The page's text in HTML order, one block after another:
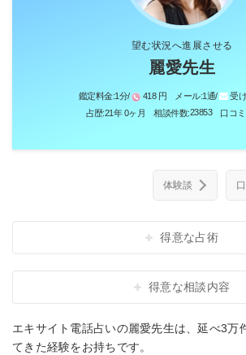
望む状況へ進展させる
麗愛先生
鑑定料金:1分/ 418 円 メール:1通/
受
占歴:21年 0ヶ月 相談件数:23853 口コ
体験談
得意な占術
得意な相談内容
エキサイト電話占いの麗愛先生は、延べ3万
てきた経験をお持ちです。